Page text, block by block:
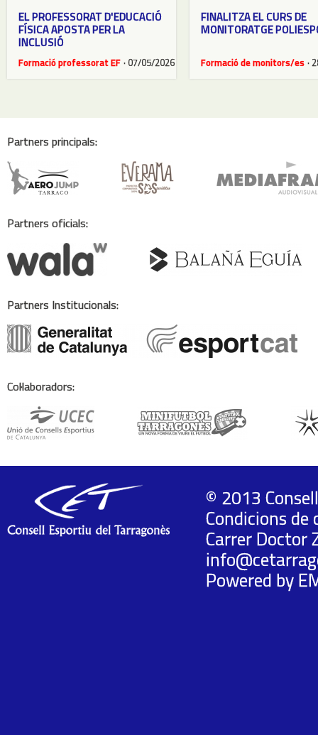
EL PROFESSORAT D'EDUCACIÓ
FÍSICA APOSTA PER LA
INCLUSIÓ
Formació professorat EF · 07/05/2026
FINALITZA EL CURS DE
MONITORATGE
Formació de monitors/es ·
Partners principals:
Partners oficials:
Partners Institucionals:
Col·laboradors:
© 2013
Condicions
Carrer Doctor
Powered by